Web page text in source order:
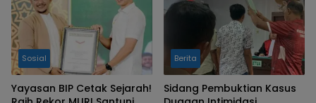
Sosial
Yayasan BIP Cetak Sejarah!
Berita
Sidang Pembuktian Kasus